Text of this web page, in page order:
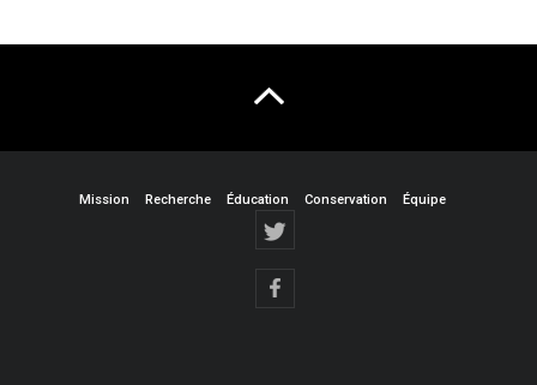
Mission Recherche Éducation Conservation Équipe